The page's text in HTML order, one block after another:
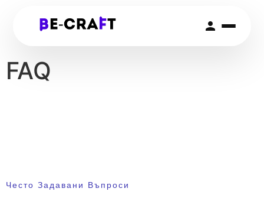
FAQ
Често Задавани Въпроси